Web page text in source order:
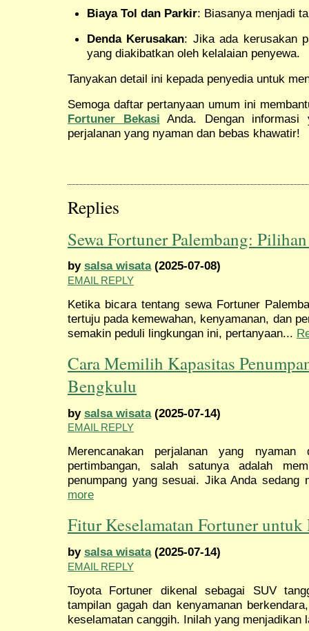
Biaya Tol dan Parkir: Biasanya menjadi
Denda Kerusakan: Jika ada kerusakan
yang diakibatkan oleh kelalaian penyewa.
Tanyakan detail ini kepada penyedia untuk
Semoga daftar pertanyaan umum ini
Fortuner Bekasi Anda. Dengan
perjalanan yang nyaman dan bebas khawatir!
Replies
Sewa Fortuner Palembang:
by salsa wisata(2025-07-08)
EMAIL REPLY
Ketika bicara tentang sewa Fortuner
tertuju pada kemewahan, kenyamanan, dan
semakin peduli lingkungan ini, pertanyaan...
Cara Memilih Kapasitas
Bengkulu
by salsa wisata(2025-07-14)
EMAIL REPLY
Merencanakan perjalanan yang
pertimbangan, salah satunya adalah
penumpang yang sesuai. Jika Anda sedang
more
Fitur Keselamatan Fortuner untuk
by salsa wisata(2025-07-14)
EMAIL REPLY
Toyota Fortuner dikenal sebagai SUV
tampilan gagah dan kenyamanan
keselamatan canggih. Inilah yang menjadikan